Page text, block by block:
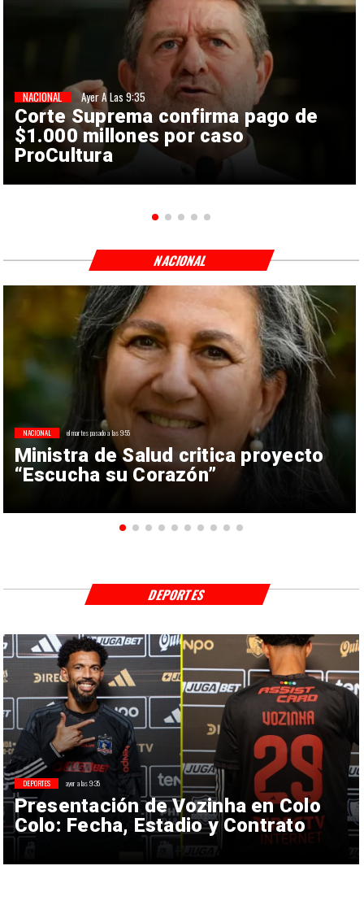
Corte Suprema confirma pago de
$1.000 millones por caso
ProCultura
NACIONAL Ayer A Las 9:35
Ministra de Salud critica proyecto
“Escucha su Corazón”
NACIONAL el martes pasado a las 9:55
NACIONAL
Presentación de Vozinha en Colo
Colo: Fecha, Estadio y Contrato
DEPORTES ayer a las 9:35
DEPORTES